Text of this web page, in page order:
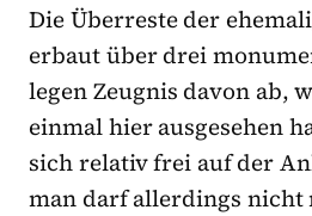
Die Überreste der
erbaut über drei
legen Zeugnis davon ab,
einmal hier ausgesehen
sich relativ frei auf der
man darf allerdings nicht